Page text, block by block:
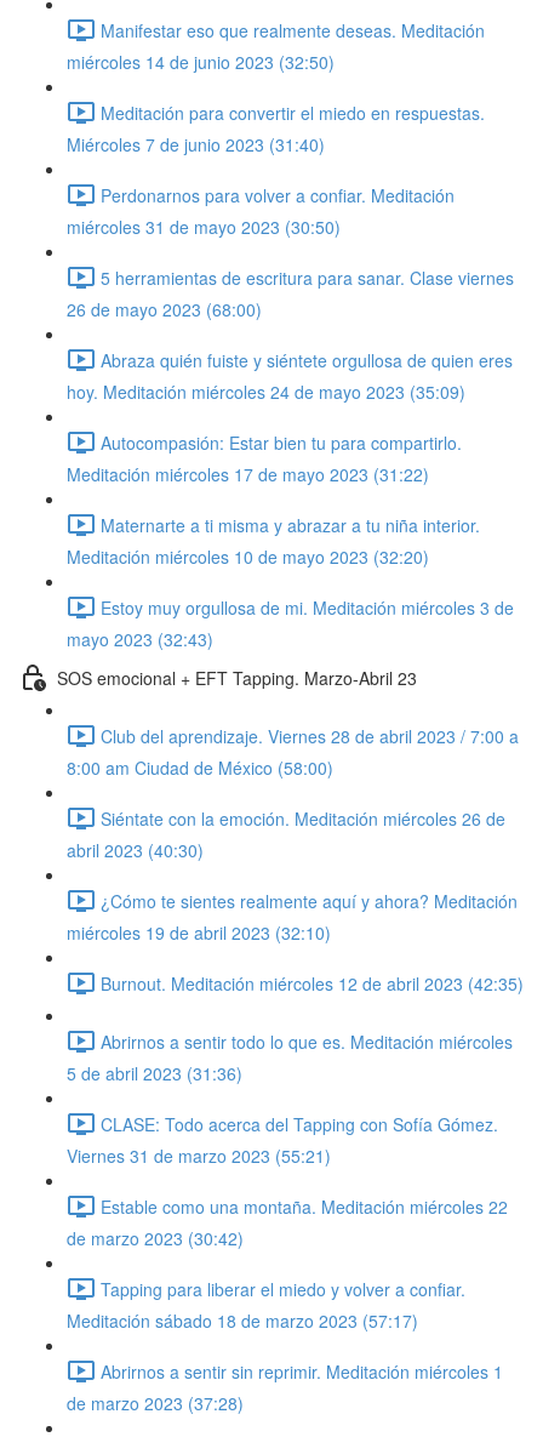
Manifestar eso que realmente deseas. Meditación
miércoles 14 de junio 2023 (32:50)
Meditación para convertir el miedo en respuestas.
Miércoles 7 de junio 2023 (31:40)
Perdonarnos para volver a confiar. Meditación
miércoles 31 de mayo 2023 (30:50)
5 herramientas de escritura para sanar. Clase viernes
26 de mayo 2023 (68:00)
Abraza quién fuiste y siéntete orgullosa de quien eres
hoy. Meditación miércoles 24 de mayo 2023 (35:09)
Autocompasión: Estar bien tu para compartirlo.
Meditación miércoles 17 de mayo 2023 (31:22)
Maternarte a ti misma y abrazar a tu niña interior.
Meditación miércoles 10 de mayo 2023 (32:20)
Estoy muy orgullosa de mi. Meditación miércoles 3 de
mayo 2023 (32:43)
SOS emocional + EFT Tapping. Marzo-Abril 23
Club del aprendizaje. Viernes 28 de abril 2023 / 7:00 a
8:00 am Ciudad de México (58:00)
Siéntate con la emoción. Meditación miércoles 26 de
abril 2023 (40:30)
¿Cómo te sientes realmente aquí y ahora? Meditación
miércoles 19 de abril 2023 (32:10)
Burnout. Meditación miércoles 12 de abril 2023 (42:35)
Abrirnos a sentir todo lo que es. Meditación miércoles
5 de abril 2023 (31:36)
CLASE: Todo acerca del Tapping con Sofía Gómez.
Viernes 31 de marzo 2023 (55:21)
Estable como una montaña. Meditación miércoles 22
de marzo 2023 (30:42)
Tapping para liberar el miedo y volver a confiar.
Meditación sábado 18 de marzo 2023 (57:17)
Abrirnos a sentir sin reprimir. Meditación miércoles 1
de marzo 2023 (37:28)